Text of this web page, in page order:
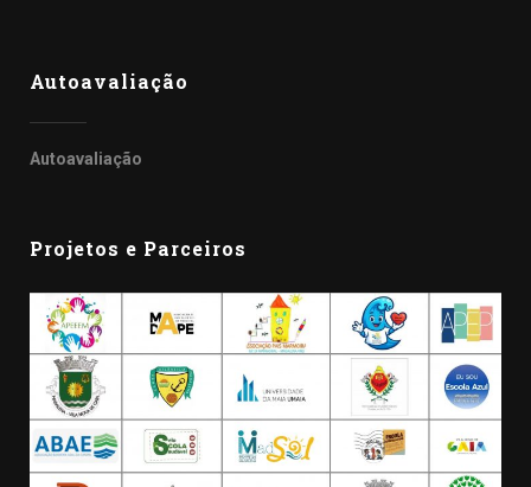
Autoavaliação
Autoavaliação
Projetos e Parceiros